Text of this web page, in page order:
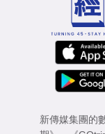
新傳媒集團的